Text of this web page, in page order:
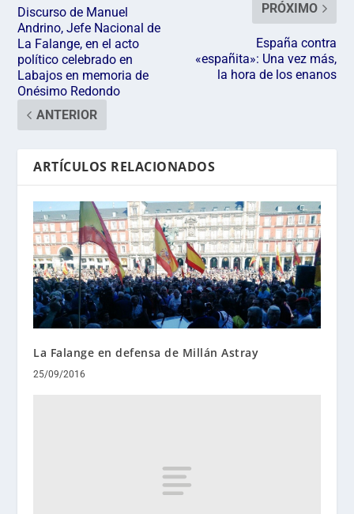
Discurso de Manuel
Andrino, Jefe Nacional de
La Falange, en el acto
político celebrado en
Labajos en memoria de
Onésimo Redondo
ANTERIOR
PRÓXIMO
España contra
«españita»: Una vez más,
la hora de los enanos
ARTÍCULOS RELACIONADOS
La Falange en defensa de Millán Astray
25/09/2016